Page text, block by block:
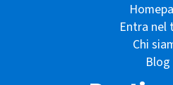
Entra nel
Chi
Blog